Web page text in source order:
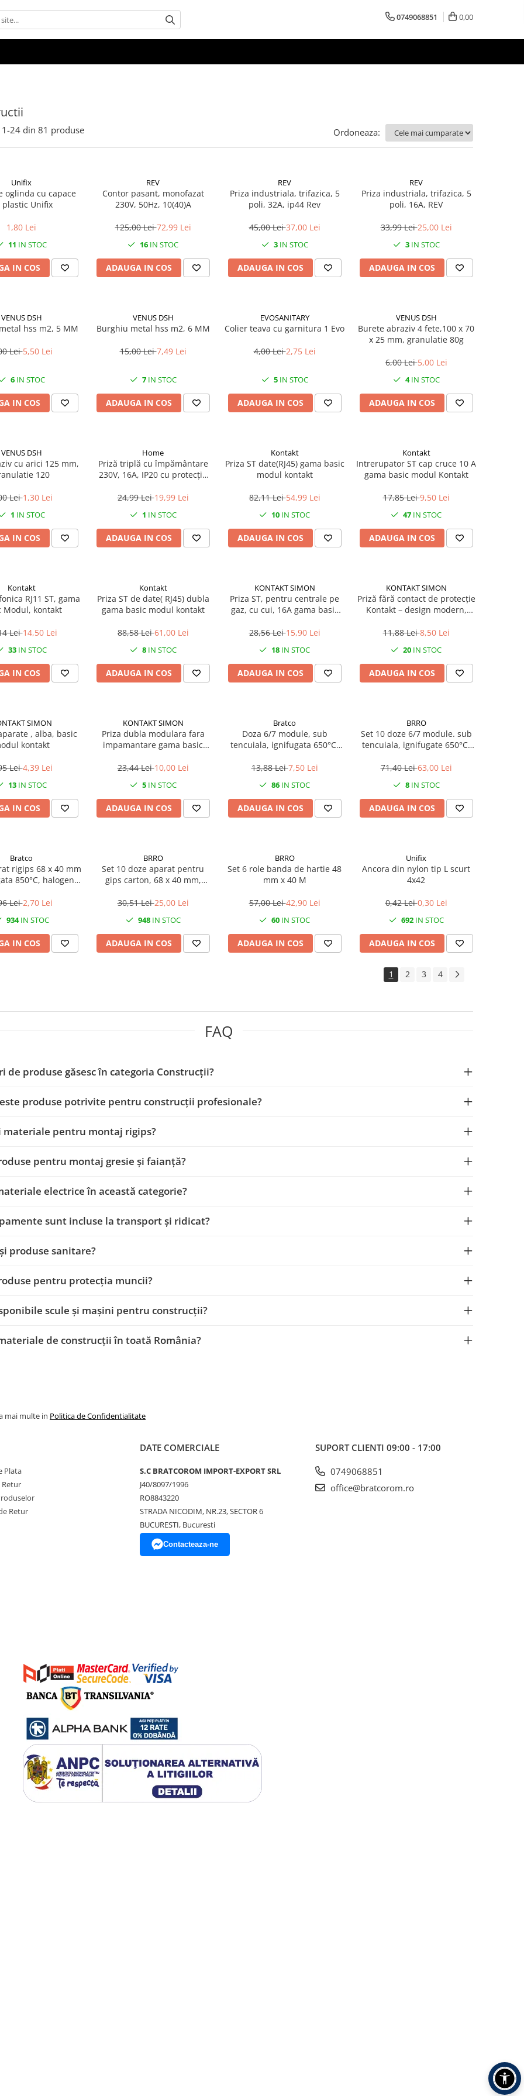
0749068851 0,00
1-24 din 81 produse Ordoneaza:
Unifix
oglinda cu capace
plastic Unifix
1,80 Lei
11 IN STOC
IN COS
REV
Contor pasant, monofazat
230V, 50Hz, 10(40)A
125,00 Lei72,99 Lei
16 IN STOC
ADAUGA IN COS
REV
Priza industriala, trifazica, 5
poli, 32A, ip44 Rev
45,00 Lei37,00 Lei
3IN STOC
ADAUGA IN COS
REV
Priza industriala, trifazica, 5
poli, 16A, REV
33,99 Lei25,00 Lei
3IN STOC
ADAUGA IN COS
VENUS DSH
hss m2, 5 MM
Lei5,50 Lei
6IN STOC
IN COS
VENUS DSH
Burghiu metal hss m2, 6 MM
15,00 Lei7,49 Lei
7IN STOC
ADAUGA IN COS
EVOSANITARY
Colier teava cu garnitura 1 Evo
4,00 Lei2,75 Lei
5IN STOC
ADAUGA IN COS
VENUS DSH
Burete abraziv 4 fete,100 x 70
x 25 mm, granulatie 80g
6,00 Lei5,00 Lei
4IN STOC
ADAUGA IN COS
VENUS DSH
cu arici 125 mm,
120
Lei1,30 Lei
1 IN STOC
IN COS
Home
Priză triplă cu împământare
230V, 16A, IP20 cu protecție
24,99 Lei19,99 Lei
1 IN STOC
ADAUGA IN COS
Kontakt
Priza ST date(RJ45) gama basic
modul kontakt
82,11 Lei54,99 Lei
10 IN STOC
ADAUGA IN COS
Kontakt
Intrerupator ST cap cruce 10 A
gama basic modul Kontakt
17,85 Lei9,50 Lei
47 IN STOC
ADAUGA IN COS
Kontakt
RJ11 ST, gama
Modul, kontakt
Lei14,50 Lei
33 IN STOC
IN COS
Kontakt
Priza ST de date( RJ45) dubla
gama basic modul kontakt
88,58 Lei61,00 Lei
8IN STOC
ADAUGA IN COS
KONTAKT SIMON
Priza ST, pentru centrale pe
gaz, cu cui, 16A gama basic
28,56 Lei15,90 Lei
18 IN STOC
ADAUGA IN COS
KONTAKT SIMON
Priză fără contact de protecție
Kontakt – design modern,
11,88 Lei8,50 Lei
20 IN STOC
ADAUGA IN COS
SIMON
, alba, basic
kontakt
Lei4,39 Lei
13 IN STOC
IN COS
KONTAKT SIMON
Priza dubla modulara fara
impamantare gama basic
23,44 Lei10,00 Lei
5IN STOC
ADAUGA IN COS
Bratco
Doza 6/7 module, sub
tencuiala, ignifugata 650°C,
13,88 Lei7,50 Lei
86 IN STOC
ADAUGA IN COS
BRRO
Set 10 doze 6/7 module. sub
tencuiala, ignifugate 650°C,
71,40 Lei63,00 Lei
8IN STOC
ADAUGA IN COS
Bratco
rigips 68 x 40 mm
850°C, halogen
Lei2,70 Lei
934IN STOC
IN COS
BRRO
Set 10 doze aparat pentru
gips carton, 68 x 40 mm,
free
30,51 Lei25,00 Lei
948IN STOC
ADAUGA IN COS
BRRO
Set 6 role banda de hartie 48
mm x 40 M
57,00 Lei42,90 Lei
60 IN STOC
ADAUGA IN COS
Unifix
Ancora din nylon tip L scurt
4x42
0,42 Lei0,30 Lei
692IN STOC
ADAUGA IN COS
1 2 3 4
FAQ
de produse găsesc în categoria Construcții?
produse potrivite pentru construcții profesionale?
materiale pentru montaj rigips?
pentru montaj gresie și faianță?
electrice în această categorie?
sunt incluse la transport și ridicat?
produse sanitare?
pentru protecția muncii?
scule și mașini pentru construcții?
de construcții în toată România?
mai multe in Politica de Confidentialitate
Plata
Retur
Retur
DATE COMERCIALE
S.C BRATCOROM IMPORT-EXPORT SRL
J40/8097/1996
RO8843220
STRADA NICODIM, NR.23, SECTOR 6
BUCURESTI, Bucuresti
Contacteaza-ne
SUPORT CLIENTI 09:00 - 17:00
0749068851
office@bratcorom.ro